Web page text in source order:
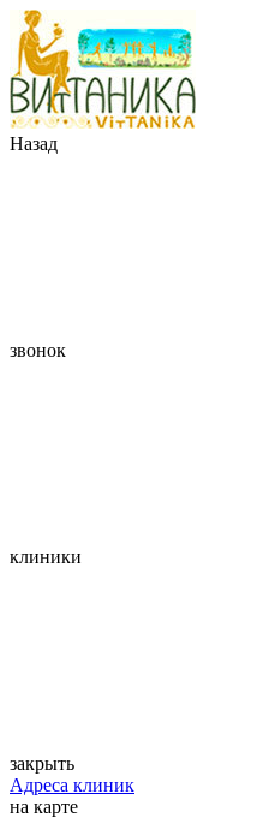
Назад
звонок
клиники
закрыть
Адреса клиник
на карте